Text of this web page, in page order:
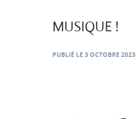
MUSIQUE !
PUBLIÉ LE 3 OCTOBRE 2023